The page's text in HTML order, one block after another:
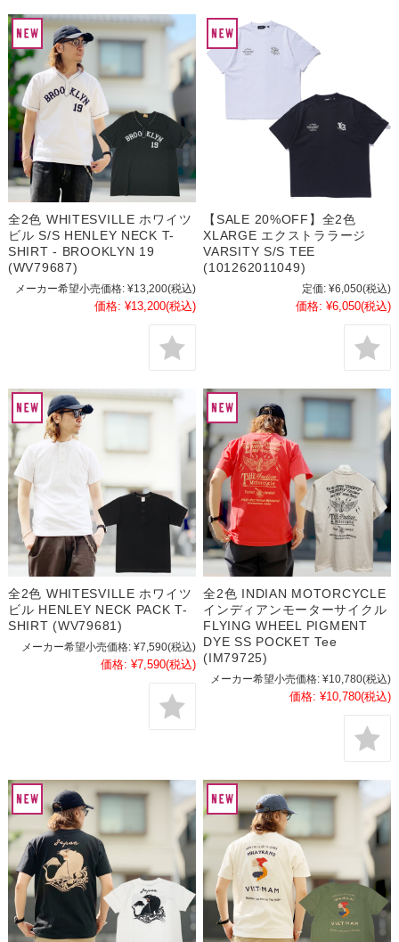
全2色 WHITESVILLE ホワイツ
ビル S/S HENLEY NECK T-
SHIRT - BROOKLYN 19
(WV79687)
メーカー希望小売価格: ¥13,200(税込)
価格: ¥13,200(税込)
【SALE 20%OFF】全2色
XLARGE エクストララージ
VARSITY S/S TEE
(101262011049)
定価: ¥6,050(税込)
価格: ¥6,050(税込)
全2色 WHITESVILLE ホワイツ
ビル HENLEY NECK PACK T-
SHIRT (WV79681)
メーカー希望小売価格: ¥7,590(税込)
価格: ¥7,590(税込)
全2色 INDIAN MOTORCYCLE
インディアンモーターサイクル
FLYING WHEEL PIGMENT
DYE SS POCKET Tee
(IM79725)
メーカー希望小売価格: ¥10,780(税込)
価格: ¥10,780(税込)